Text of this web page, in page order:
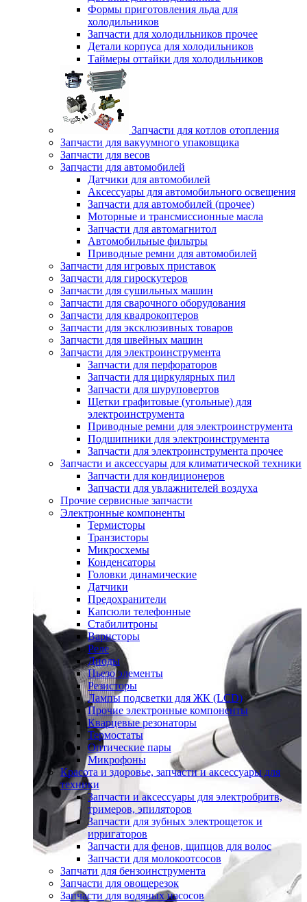
Формы приготовления льда для
холодильников
Запчасти для холодильников прочее
Детали корпуса для холодильников
Таймеры оттайки для холодильников
Запчасти для котлов отопления
Запчасти для вакуумного упаковщика
Запчасти для весов
Запчасти для автомобилей
Датчики для автомобилей
Аксессуары для автомобильного освещения
Запчасти для автомобилей (прочее)
Моторные и трансмиссионные масла
Запчасти для автомагнитол
Автомобильные фильтры
Приводные ремни для автомобилей
Запчасти для игровых приставок
Запчасти для гироскутеров
Запчасти для сушильных машин
Запчасти для сварочного оборудования
Запчасти для квадрокоптеров
Запчасти для эксклюзивных товаров
Запчасти для швейных машин
Запчасти для электроинструмента
Запчасти для перфораторов
Запчасти для циркулярных пил
Запчасти для шуруповертов
Щетки графитовые (угольные) для
электроинструмента
Приводные ремни для электроинструмента
Подшипники для электроинструмента
Запчасти для электроинструмента прочее
Запчасти и аксессуары для климатической техники
Запчасти для кондиционеров
Запчасти для увлажнителей воздуха
Прочие сервисные запчасти
Электронные компоненты
Термисторы
Транзисторы
Микросхемы
Конденсаторы
Головки динамические
Датчики
Предохранители
Капсюли телефонные
Стабилитроны
Варисторы
Реле
Диоды
Пьезо элементы
Резисторы
Лампы подсветки для ЖК (LCD)
Прочие электронные компоненты
Кварцевые резонаторы
Термостаты
Оптические пары
Микрофоны
Красота и здоровье, запчасти и аксессуары для
техники
Запчасти и аксессуары для электробритв,
тримеров, эпиляторов
Запчасти для зубных электрощеток и
ирригаторов
Запчасти для фенов, щипцов для волос
Запчасти для молокоотсосов
Запчати для бензоинструмента
Запчасти для овощерезок
Запчасти для водяных насосов